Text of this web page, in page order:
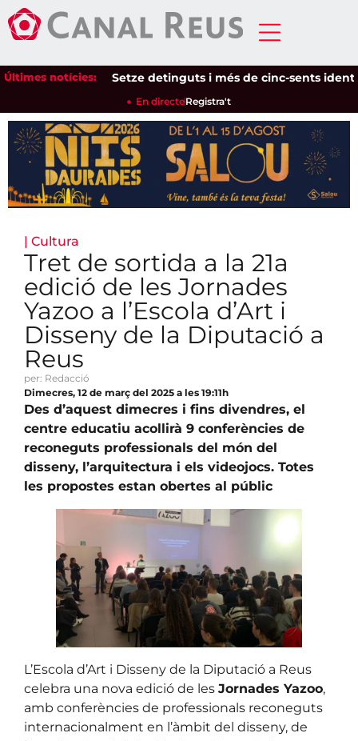
Últimes notícies:Setze detinguts i més de cinc-sents
En directeRegistra't
| Cultura
Tret de sortida a la 21a
edició de les Jornades
Yazoo a l’Escola d’Art i
Disseny de la Diputació a
Reus
per: Redacció
Dimecres, 12 de març del 2025 a les 19:11h
Des d’aquest dimecres i fins divendres, el
centre educatiu acollirà 9 conferències de
reconeguts professionals del món del
disseny, l’arquitectura i els videojocs. Totes
les propostes estan obertes al públic
L’Escola d’Art i Disseny de la Diputació a Reus
celebra una nova edició de les Jornades Yazoo,
amb conferències de professionals reconeguts
internacionalment en l’àmbit del disseny, de